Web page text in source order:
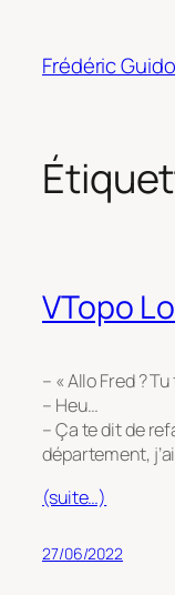
contenu
Frédéric
VTopo
– « Allo Fred ?
– Heu…
– Ça te dit de
département,
(suite…)
27/06/2022